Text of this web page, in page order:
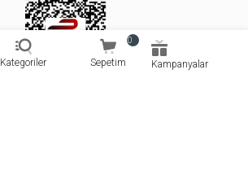
Kategoriler Sepetim
0
Kampanyalar